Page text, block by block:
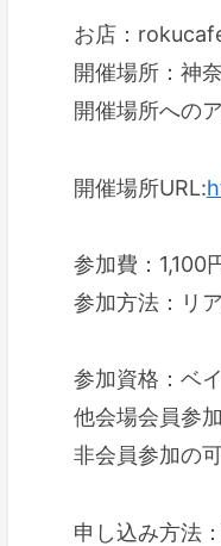
お店：
開催場所：神
開催場所への
開催場所URL:
参加費：1,100
参加方法：リ
参加資格：ベ
他会場会員参
非会員参加の
申し込み方法